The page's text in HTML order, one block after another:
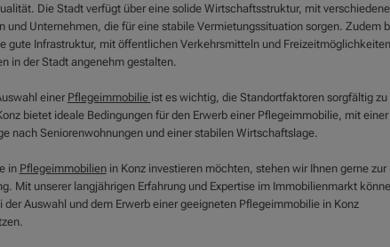
Die Stadt verfügt über eine solide Wirtschaftsstruktur, mit
und Unternehmen, die für eine stabile Vermietungssituation sorgen. Zudem
gute Infrastruktur, mit öffentlichen Verkehrsmitteln und
in der Stadt angenehm gestalten.
einer Pflegeimmobilie ist es wichtig, die Standortfaktoren sorgfältig zu
bietet ideale Bedingungen für den Erwerb einer Pflegeimmobilie, mit
nach Seniorenwohnungen und einer stabilen Wirtschaftslage.
in Pflegeimmobilienin Konz investieren möchten, stehen wir Ihnen gerne zur
Mit unserer langjährigen Erfahrung und Expertise im Immobilienmarkt
der Auswahl und dem Erwerb einer geeigneten Pflegeimmobilie in Konz